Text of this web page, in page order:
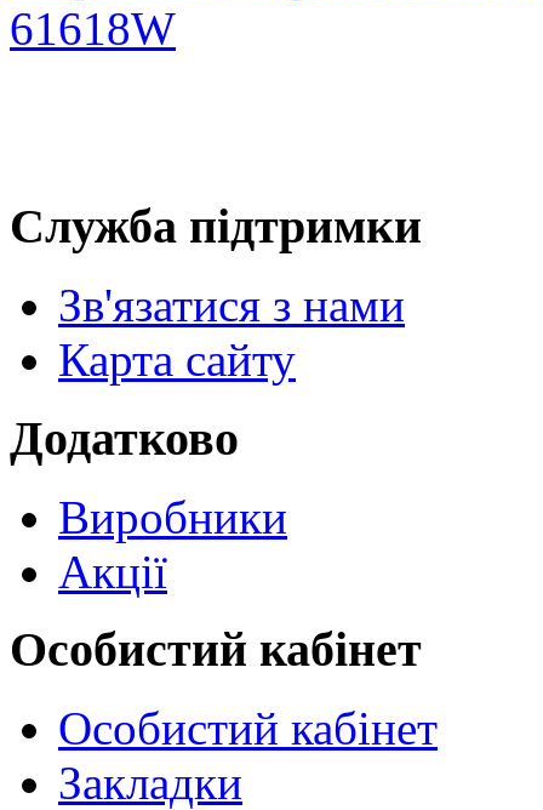
61618W
Служба підтримки
Зв'язатися з нами
Карта сайту
Додатково
Виробники
Акції
Особистий кабінет
Особистий кабінет
Закладки